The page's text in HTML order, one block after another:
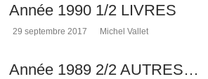
Année 1990 1/2 LIVRES
29 septembre 2017 Michel Vallet
Année 1989 2/2 AUTRES…